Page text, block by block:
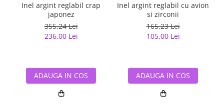
Inel argint reglabil crap
japonez
355,24 Lei
236,00 Lei
ADAUGA IN COS
Inel argint reglabil cu avion
si zirconii
165,23 Lei
105,00 Lei
ADAUGA IN COS